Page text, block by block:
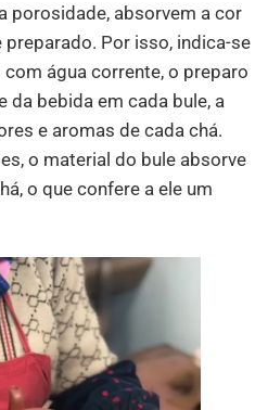
porosidade, absorvem a cor
Por isso, indica-se
água corrente, o preparo
da bebida em cada bule, a
e aromas de cada chá.
o material do bule absorve
o que confere a ele um